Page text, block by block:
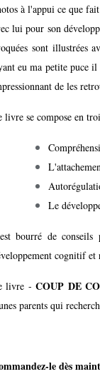
à l'appui ce que
lui pour son
sont illustrées
eu ma petite puce
de les
livre se compose en
Le
bourré de
cognitif et
livre -COUP DE
parents qui
le dès